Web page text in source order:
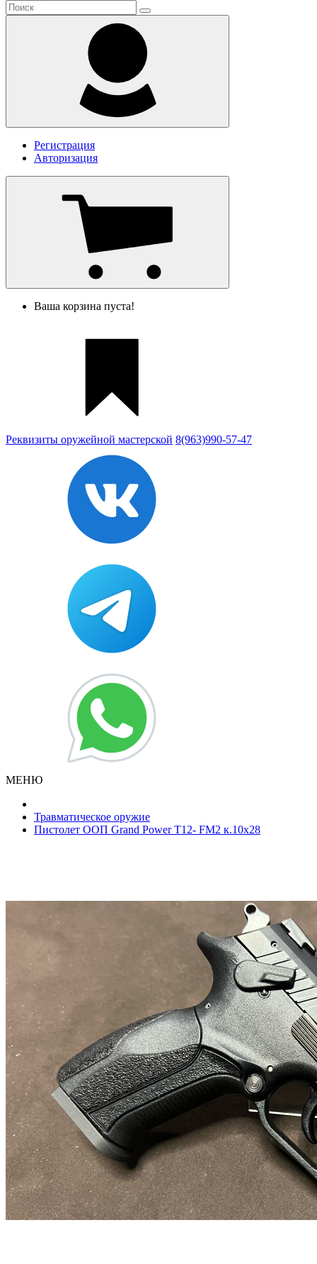
Регистрация
Авторизация
Ваша корзина пуста!
Реквизиты оружейной мастерской 8(963)990-57-47
МЕНЮ
Травматическое оружие
Пистолет ООП Grand Power Т12- FM2 к.10х28